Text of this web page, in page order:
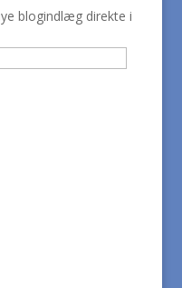
blogindlæg direkte i